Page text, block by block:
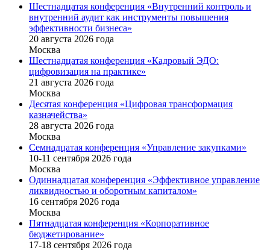
Шестнадцатая конференция «Внутренний контроль и
внутренний аудит как инструменты повышения
эффективности бизнеса»
20 августа 2026 года
Москва
Шестнадцатая конференция «Кадровый ЭДО:
цифровизация на практике»
21 августа 2026 года
Москва
Десятая конференция «Цифровая трансформация
казначейства»
28 августа 2026 года
Москва
Семнадцатая конференция «Управление закупками»
10-11 сентября 2026 года
Москва
Одиннадцатая конференция «Эффективное управление
ликвидностью и оборотным капиталом»
16 cентября 2026 года
Москва
Пятнадцатая конференция «Корпоративное
бюджетирование»
17-18 сентября 2026 года